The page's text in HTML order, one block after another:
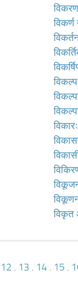
विकल्प
विकारः
विकृत
12 . 13 . 14 . 15 .